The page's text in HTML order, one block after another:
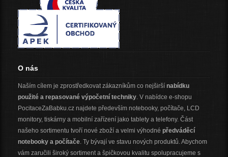
O nás
Naším cílem je zprostředkovat zákazníkům co nejširší nabídku
použité a repasované výpočetní techniky. V nabídce e-shopu
PocitaceZaBabku.cz najdete především notebooky, počítače, LCD
monitory, tiskárny a mobilní zařízení jako tablety a telefony. Část
našeho sortimentu tvoří nové zboží a velmi výhodné předváděcí
notebooky a počítače. Ty bývají ve stavu nových produktů. Abychom
vám zaručili široký sortiment a špičkovou kvalitu spolupracujeme s